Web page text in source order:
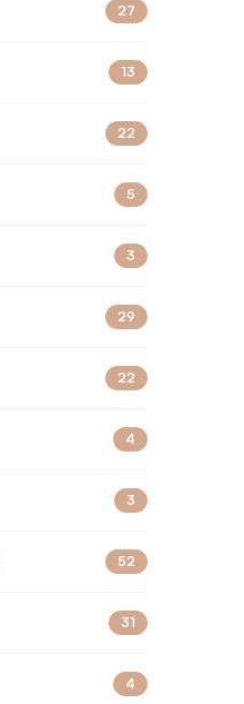
27
13
22
5
3
29
22
4
3
52
31
4